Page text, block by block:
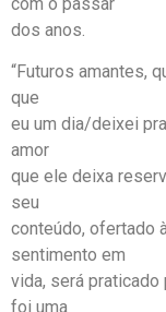
dos anos.
“Futuros amantes,
que
eu um dia/deixei
amor
que ele deixa
seu
conteúdo, ofertado
sentimento em
vida, será
foi uma